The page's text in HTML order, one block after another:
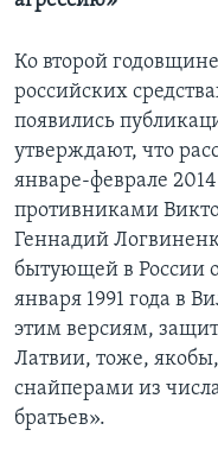
Ко второй
российских
появились
утверждают, что
январе-феврале
противниками
Геннадий
бытующей в России
января 1991 года в
этим версиям,
Латвии, тоже,
снайперами из
братьев».